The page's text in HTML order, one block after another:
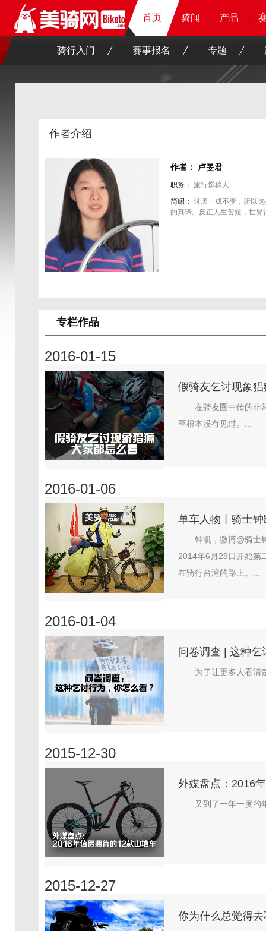
首页 骑闻 产品
首页 骑闻 产品
首页 骑闻 产品
首页 骑闻 产品
骑行入门 赛事报名 专题
作者介绍
作者： 卢旻君
职务： 旅行撰稿人
简绍： 讨厌一成不变，所以
的真谛。反正人生苦短，世
专栏作品
2016-01-15
假骑友乞讨现象
在骑友圈中传的非
至根本没有见过。...
2016-01-06
单车人物丨骑士
钟凯，微博@骑士
2014年6月28日开始第
在骑行台湾的路上。...
2016-01-04
问卷调查 | 这种乞
为了让更多人看清
2015-12-30
外媒盘点：2016
又到了一年一度的
2015-12-27
你为什么总觉得